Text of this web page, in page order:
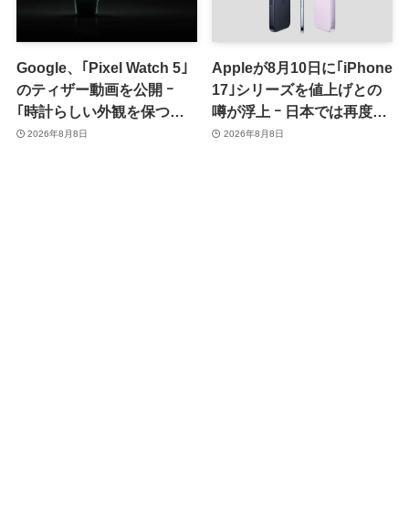
Google、｢Pixel Watch 5｣
のティザー動画を公開 ｰ
｢時計らしい外観を保つ品
格｣をアピール
2026年8月8日
Appleが8月10日に｢iPhone
17｣シリーズを値上げとの
噂が浮上 ｰ 日本では再度値
上げの可能性も?!
2026年8月8日